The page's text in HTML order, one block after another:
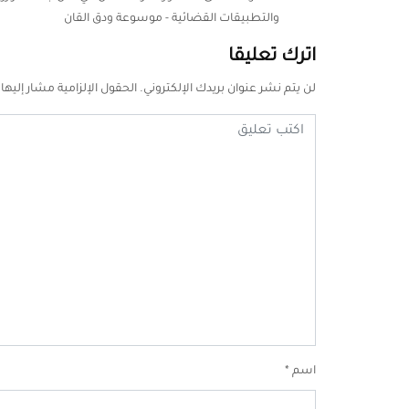
والتطبيقات القضائية - موسوعة ودق القان
اترك تعليقا
لن يتم نشر عنوان بريدك الإلكتروني. الحقول الإلزامية مشار إليها
اسم *